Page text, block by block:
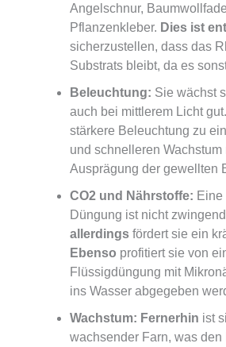
Angelschnur,
Pflanzenkleber. Dies ist
sicherzustellen, dass das
Substrats bleibt, da es
Beleuchtung: Sie wächst
auch bei mittlerem Licht gut.
stärkere Beleuchtung zu
und schnelleren
Ausprägung der gewellten
CO2 und Nährstoffe:
Düngung ist nicht
allerdings fördert sie ein
Ebenso profitiert sie von
Flüssigdüngung mit
ins Wasser abgegeben
Wachstum: Fernerhin ist
wachsender Farn, was den